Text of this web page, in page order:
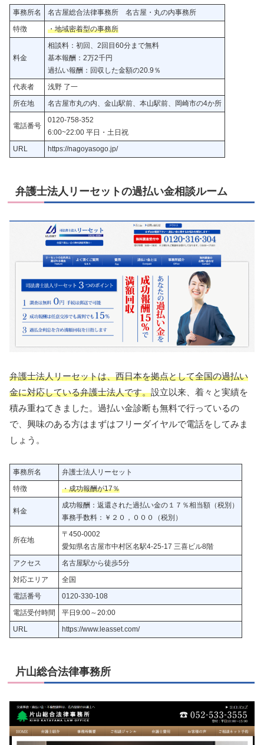
事務所名
名古屋総合法律事務所 名古屋・丸の内事務所
特徴
・地域密着型の事務所
料金
相談料：初回、2回目60分まで無料
基本報酬：2万2千円
過払い報酬：回収した金額の20.9％
代表者
浅野 了一
所在地
名古屋市丸の内、金山駅前、本山駅前、岡崎市の4か所
電話番号
0120-758-352
6:00~22:00 平日・土日祝
URL
https://nagoyasogo.jp/
弁護士法人リーセットの過払い金相談ルーム
弁護士法人リーセットは、西日本を拠点として全国の過払い
金に対応している弁護士法人です。設立以来、着々と実績を
積み重ねてきました。過払い金診断も無料で行っているの
で、興味のある方はまずはフリーダイヤルで電話をしてみま
しょう。
事務所名
弁護士法人リーセット
特徴
・成功報酬が17％
料金
成功報酬：返還された過払い金の１７％相当額（税別）
事務手数料：￥２０，０００（税別）
所在地
〒450-0002
愛知県名古屋市中村区名駅4-25-17 三喜ビル8階
アクセス
名古屋駅から徒歩5分
対応エリア
全国
電話番号
0120-330-108
電話受付時間
平日9:00～20:00
URL
https://www.leasset.com/
片山総合法律事務所